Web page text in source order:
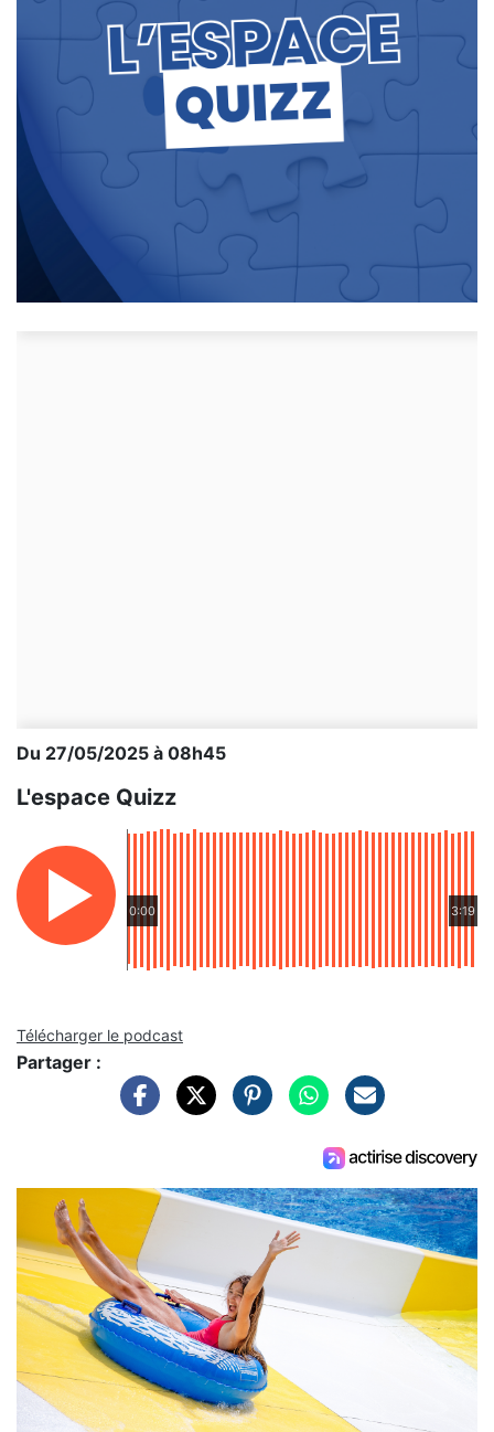
Du 27/05/2025 à 08h45
L'espace Quizz
0:00 3:19
Télécharger le podcast
Partager :